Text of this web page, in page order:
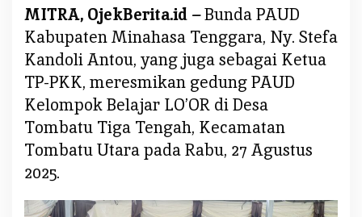
n
d
o
l
i
A
n
t
R
MITRA, OjekBerita.id –Bunda PAUD
Kabupaten Minahasa Tenggara, Ny. Stefa
Kandoli Antou, yang juga sebagai Ketua
TP-PKK, meresmikan gedung PAUD
Kelompok Belajar LO’OR di Desa
Tombatu Tiga Tengah, Kecamatan
Tombatu Utara pada Rabu, 27 Agustus
2025.